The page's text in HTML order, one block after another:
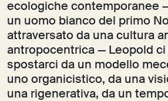
ecologiche contemporanee
un uomo bianco del primo
attraversato da una cultura
antropocentrica — Leopold ci
spostarci da un modello
uno organicistico, da una
una rigenerativa, da un